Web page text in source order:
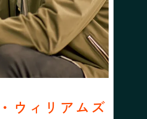
ウィリアムズ